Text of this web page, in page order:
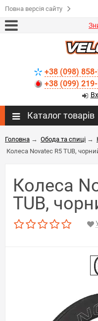
Повна версія сайту
+38 (098)
+38 (099)
Каталог товарів
Головна → Обода та спиці →
Колеса Novatec R5 TUB,
Колеса
TUB,